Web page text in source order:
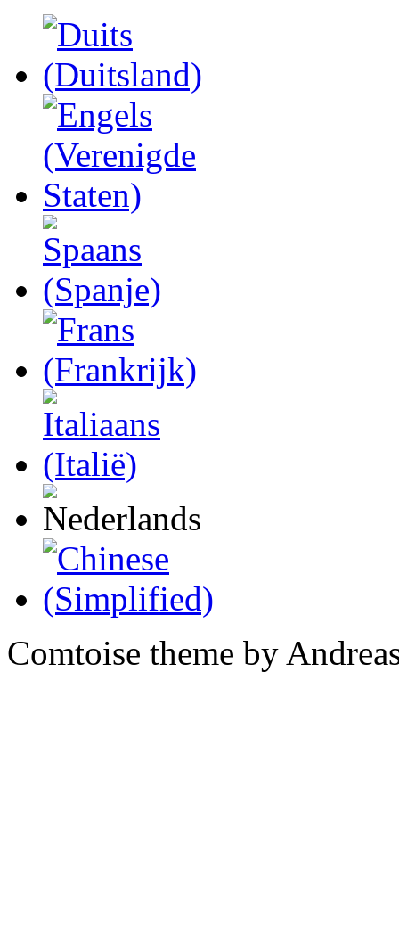
Comtoise theme by